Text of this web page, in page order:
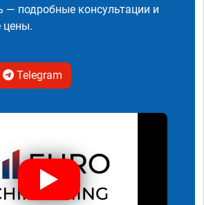
— подробные консультации и
цены.
Telegram